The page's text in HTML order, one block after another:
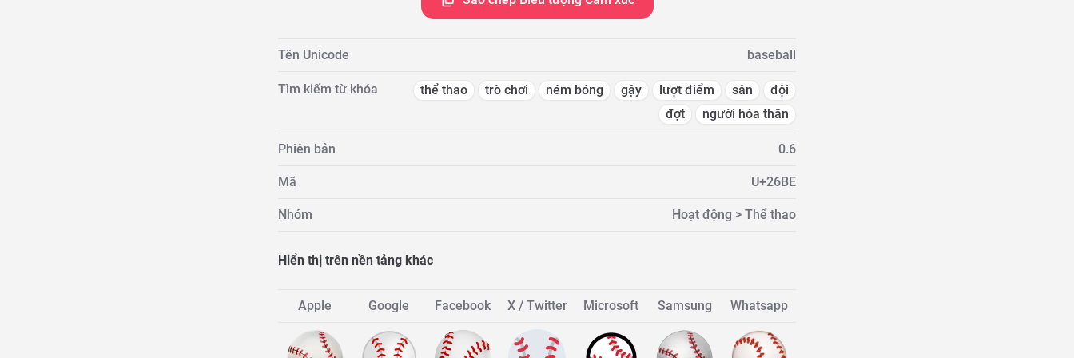
Tên Unicode baseball
Tìm kiếm từ khóa thể thao trò chơi ném bóng gậy lượt điểm sân
đội
đợt
người hóa thân
Phiên bản 0.6
Mã U+26BE
Nhóm Hoạt động > Thể thao
Hiển thị trên nền tảng khác
Apple Google Facebook X / Twitter Microsoft Samsung Whatsapp